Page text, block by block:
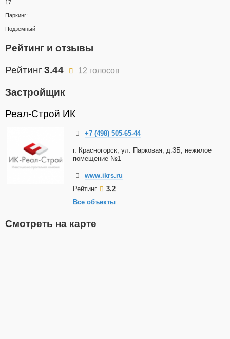
17
Паркинг:
Подземный
Рейтинг и отзывы
Рейтинг3.44 12 голосов
Застройщик
Реал-Строй ИК
+7 (498) 505-65-44
г. Красногорск, ул. Парковая, д.3Б, нежилое
помещение №1
www.ikrs.ru
Рейтинг
3.2
Все объекты
Смотреть на карте